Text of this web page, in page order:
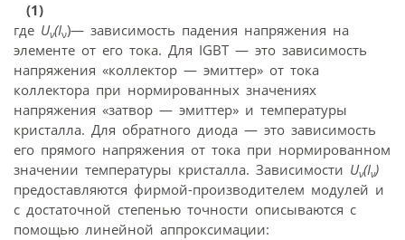
(1)
где Uν(Iν)— зависимость падения напряжения на
элементе от его тока. Для IGBT — это зависимость
напряжения «коллектор — эмиттер» от тока
коллектора при нормированных значениях
напряжения «затвор — эмиттер» и температуры
кристалла. Для обратного диода — это зависимость
его прямого напряжения от тока при нормированном
значении температуры кристалла. Зависимости Uν(Iν)
предоставляются фирмой-производителем модулей и
с достаточной степенью точности описываются с
помощью линейной аппроксимации: